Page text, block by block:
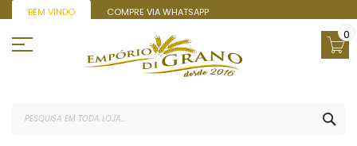
Pular
para
conteúdo
BEM VINDO COMPRE VIA WHATSAPP
0